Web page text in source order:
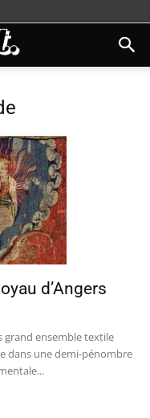
d’Angers
grand ensemble textile
dans une demi-pénombre